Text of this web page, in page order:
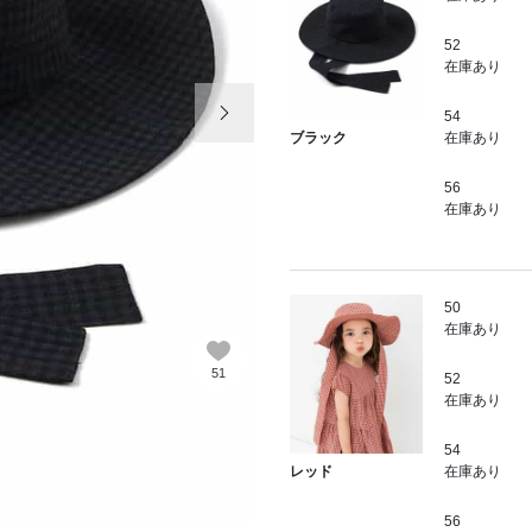
51
ブラック
52
在庫あり
54
在庫あり
56
在庫あり
レッド
50
在庫あり
52
在庫あり
54
在庫あり
56